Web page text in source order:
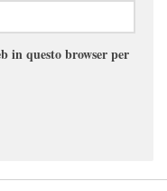
in questo browser per